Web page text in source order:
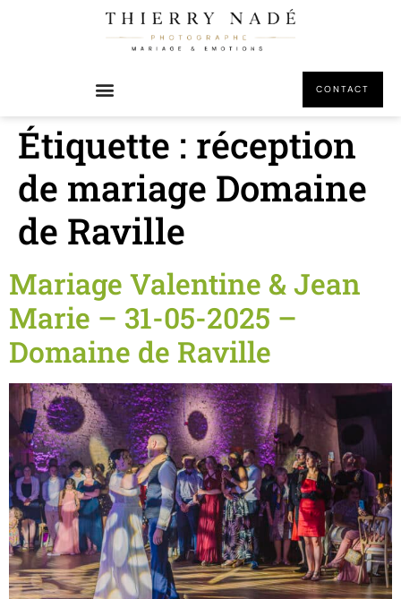
CONTACT
Étiquette : réception
de mariage Domaine
de Raville
Mariage Valentine & Jean
Marie – 31-05-2025 –
Domaine de Raville